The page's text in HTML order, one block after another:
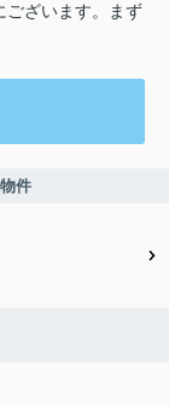
ございます。まず
件